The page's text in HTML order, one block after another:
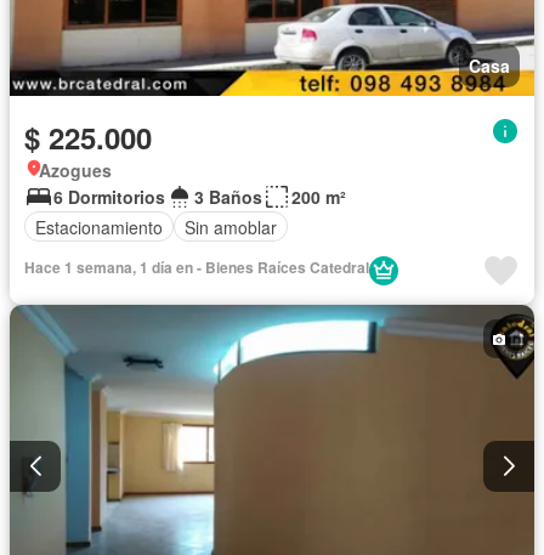
Casa
$ 225.000
Azogues
6 Dormitorios
3 Baños
200 m²
Estacionamiento
Sin amoblar
Hace 1 semana, 1 día en - Bienes Raíces Catedral